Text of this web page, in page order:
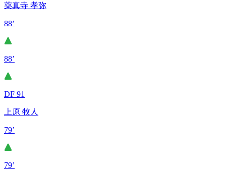
薬真寺 孝弥
88’
88’
DF 91
上原 牧人
79’
79’